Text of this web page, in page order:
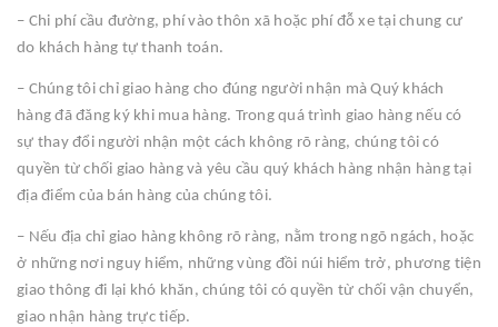
– Chi phí cầu đường, phí vào thôn xã hoặc phí đỗ xe tại chung cư
do khách hàng tự thanh toán.
– Chúng tôi chỉ giao hàng cho đúng người nhận mà Quý khách
hàng đã đăng ký khi mua hàng. Trong quá trình giao hàng nếu có
sự thay đổi người nhận một cách không rõ ràng, chúng tôi có
quyền từ chối giao hàng và yêu cầu quý khách hàng nhận hàng tại
địa điểm của bán hàng của chúng tôi.
– Nếu địa chỉ giao hàng không rõ ràng, nằm trong ngõ ngách, hoặc
ở những nơi nguy hiểm, những vùng đồi núi hiểm trở, phương tiện
giao thông đi lại khó khăn, chúng tôi có quyền từ chối vận chuyển,
giao nhận hàng trực tiếp.